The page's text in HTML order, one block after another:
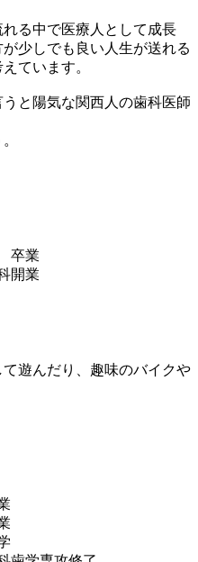
る中で医療人として成長
少しでも良い人生が送れる
ています。
と陽気な関西人の歯科医師
卒業
開業
遊んだり、趣味のバイクや